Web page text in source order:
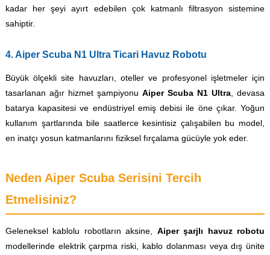
kadar her şeyi ayırt edebilen çok katmanlı filtrasyon sistemine
sahiptir.
4. Aiper Scuba N1 Ultra Ticari Havuz Robotu
Büyük ölçekli site havuzları, oteller ve profesyonel işletmeler için
tasarlanan ağır hizmet şampiyonu Aiper Scuba N1 Ultra , devasa
batarya kapasitesi ve endüstriyel emiş debisi ile öne çıkar. Yoğun
kullanım şartlarında bile saatlerce kesintisiz çalışabilen bu model,
en inatçı yosun katmanlarını fiziksel fırçalama gücüyle yok eder.
Neden Aiper Scuba Serisini Tercih
Etmelisiniz?
Geleneksel kablolu robotların aksine, Aiper şarjlı havuz robotu
modellerinde elektrik çarpma riski, kablo dolanması veya dış ünite